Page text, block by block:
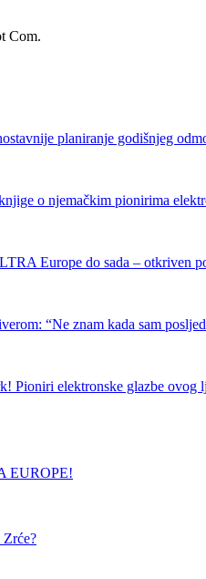
Com.
planiranje godišnjeg
o njemačkim pionirima
Europe do sada – otkriven
“Ne znam kada sam
Pioniri elektronske glazbe ovog
EUROPE!
Zrće?